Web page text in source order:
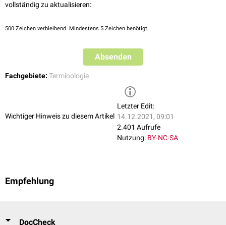
vollständig zu aktualisieren:
500 Zeichen verbleibend. Mindestens 5 Zeichen benötigt.
Absenden
Fachgebiete: Terminologie
Wichtiger Hinweis zu diesem Artikel
Letzter Edit:
14.12.2021, 09:01
2.401 Aufrufe
Nutzung: BY-NC-SA
Empfehlung
DocCheck